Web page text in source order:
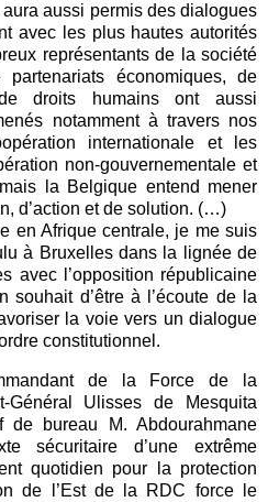
aussi permis des dialogues
avec les plus hautes autorités
représentants de la société
économiques, de
droits humains ont aussi
notamment à travers nos
internationale et les
non-gouvernementale et
la Belgique entend mener
d’action et de solution. (…)
en Afrique centrale, je me suis
à Bruxelles dans la lignée de
avec l’opposition républicaine
souhait d’être à l’écoute de la
la voie vers un dialogue
constitutionnel.
de la Force de la
Général Ulisses de Mesquita
bureau M. Abdourahmane
sécuritaire d’une extrême
quotidien pour la protection
de l’Est de la RDC force le